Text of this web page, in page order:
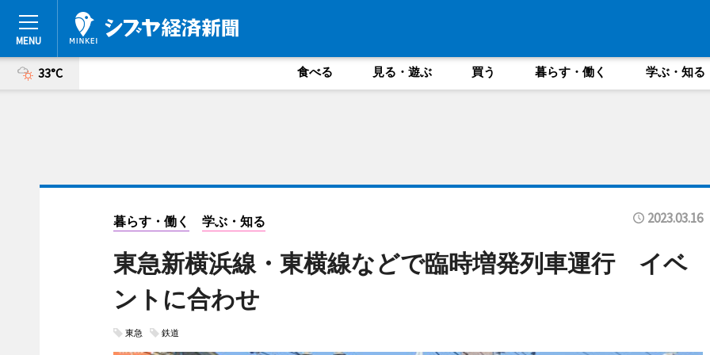
33°C 食べる 見る・遊ぶ 買う 暮らす・働く 学ぶ・知る
暮らす・働く 学ぶ・知る 2023.03.16
東急新横浜線・東横線などで臨時増発列車運行 イベ
ントに合わせ
東急 鉄道